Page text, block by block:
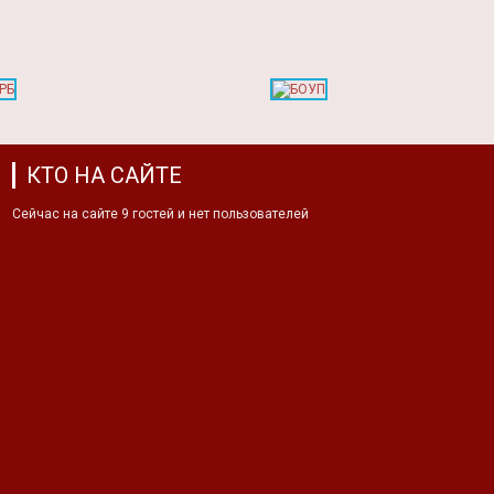
КТО НА САЙТЕ
Сейчас на сайте 9 гостей и нет пользователей